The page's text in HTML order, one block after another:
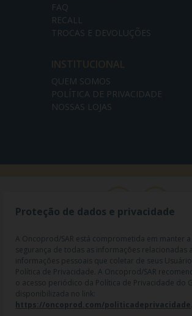
FAQ
RECALL
TROCAS E DEVOLUÇÕES
INSTITUCIONAL
QUEM SOMOS
POLÍTICA DE PRIVACIDADE
NOSSAS LOJAS
RAZÃO SOCIAL: ONCO PROD DIST. DE PROD.
Proteção de dados e privacidade
A Oncoprod/SAR está comprometida em manter
segurança de todas as informações relacionadas
informações pessoais que coletar de seus
Política de Privacidade. A Oncoprod/SAR
o acesso periódico da Política de Privacidade do
disponibilizada no link:
https://oncoprod.com/politicadeprivacidade